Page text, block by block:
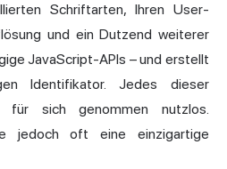
Schriftarten, Ihren User-
und ein Dutzend weiterer
JavaScript-APIs – und erstellt
Identifikator. Jedes dieser
für sich genommen nutzlos.
jedoch oft eine einzigartige